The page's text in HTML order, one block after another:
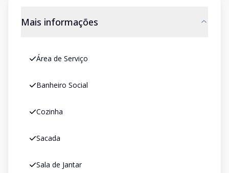
Mais informações
Área de Serviço
Banheiro Social
Cozinha
Sacada
Sala de Jantar